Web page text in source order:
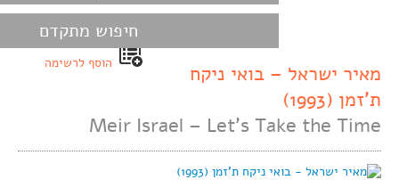
חיפוש מתקדם
הוסף לרשימה
מאיר ישראל – בואי ניקח
ת’זמן (1993)
Meir Israel – Let’s Take the Time